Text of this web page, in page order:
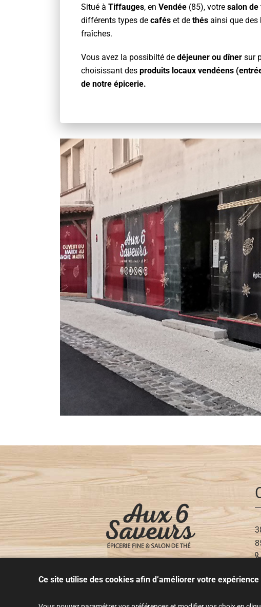
Situé à Tiffauges, en Vendée (85), votre salon de
différents types de cafés et de thés ainsi que des
fraîches.
Vous avez la possibilté de déjeuner ou dîner sur
choisissant des produits locaux vendéens
de notre épicerie.
Ce site utilise des cookies afin d’améliorer votre